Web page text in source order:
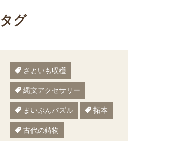
タグ
さといも収穫
縄文アクセサリー
まいぶんパズル 拓本
古代の鋳物